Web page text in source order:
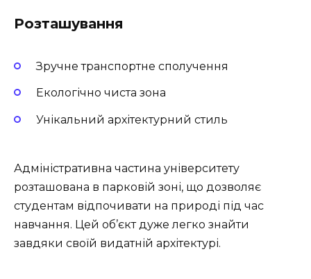
Розташування
Зручне транспортне сполучення
Екологічно чиста зона
Унікальний архітектурний стиль
Адміністративна частина університету
розташована в парковій зоні, що дозволяє
студентам відпочивати на природі під час
навчання. Цей об’єкт дуже легко знайти
завдяки своїй видатній архітектурі.